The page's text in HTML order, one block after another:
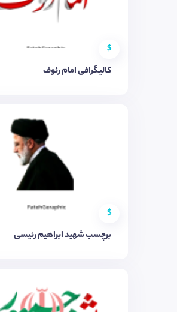
$
کالیگرافی امام رئوف
$
برچسب شهید ابراهیم رئیسی